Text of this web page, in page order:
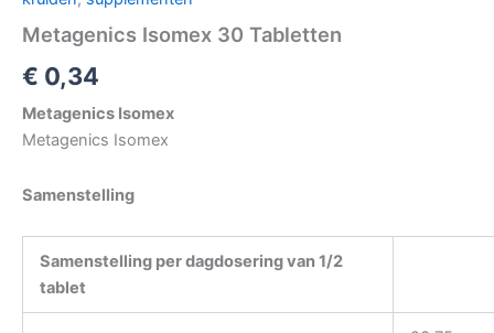
Metagenics Isomex 30 Tabletten
€ 0,34
Metagenics Isomex
Metagenics Isomex
Samenstelling
Samenstelling per dagdosering van 1/2
tablet